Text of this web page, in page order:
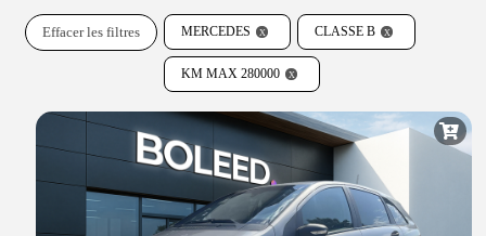
MERCEDES
Effacer les filtres CLASSE B
KM MAX 280000